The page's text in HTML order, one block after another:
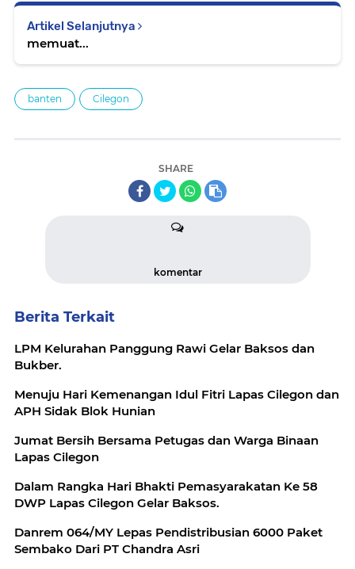
Artikel Selanjutnya
memuat...
banten Cilegon
SHARE
komentar
Berita Terkait
LPM Kelurahan Panggung Rawi Gelar Baksos dan
Bukber.
Menuju Hari Kemenangan Idul Fitri Lapas Cilegon dan
APH Sidak Blok Hunian
Jumat Bersih Bersama Petugas dan Warga Binaan
Lapas Cilegon
Dalam Rangka Hari Bhakti Pemasyarakatan Ke 58
DWP Lapas Cilegon Gelar Baksos.
Danrem 064/MY Lepas Pendistribusian 6000 Paket
Sembako Dari PT Chandra Asri